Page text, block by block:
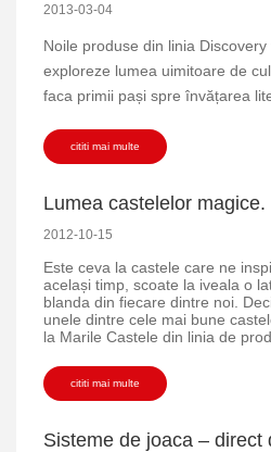
Comanda catalogul
LarsLaj Worldwide
Lars Laj on Facebook
2013-03-04
Noile produse din linia
exploreze lumea uimitoare de
faca primii pași spre învățarea
cititi mai multe
Lumea castelelor magice.
2012-10-15
Este ceva la castele care ne
același timp, scoate la iveala o
blanda din fiecare dintre noi.
unele dintre cele mai bune
la Marile Castele din linia de
cititi mai multe
Sisteme de joaca – direct